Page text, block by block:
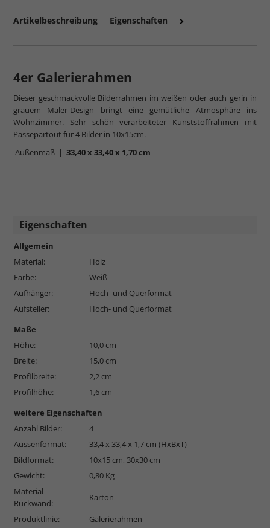
mehr zum Normalglas
Artikelbeschreibung Eigenschaften
4er Galerierahmen
Dieser geschmackvolle Bilderrahmen im weißen oder auch gerin in
grauem Maler-Design bringt eine gemütliche Atmosphäre ins
Wohnzimmer. Sehr schön verarbeiteter Kunststoffrahmen mit
Passepartout für 4 Bilder in 10x15cm.
Außenmaß | 33,40 x 33,40 x 1,70 cm
Eigenschaften
Allgemein
Material:
Holz
Farbe:
Weiß
Aufhänger:
Hoch- und Querformat
Aufsteller:
Hoch- und Querformat
Maße
Höhe:
10,0 cm
Breite:
15,0 cm
Profilbreite:
2,2 cm
Profilhöhe:
1,6 cm
weitere Eigenschaften
Anzahl Bilder:
4
Aussenformat:
33,4 x 33,4 x 1,7 cm (HxBxT)
Bildformat:
10x15 cm, 30x30 cm
Gewicht:
0,80 Kg
Material
Rückwand:
Karton
Produktlinie:
Galerierahmen